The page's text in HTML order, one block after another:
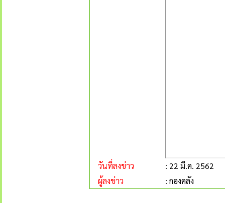
วันที่ลงข่าว
: 22 มี.ค. 2562
ผู้ลงข่าว
: กองคลัง